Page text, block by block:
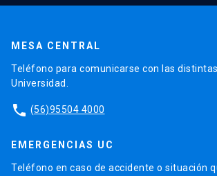
MESA CENTRAL
Teléfono para comunicarse con las
Universidad.
phone (56)95504 4000
EMERGENCIAS UC
Teléfono en caso de accidente o situación